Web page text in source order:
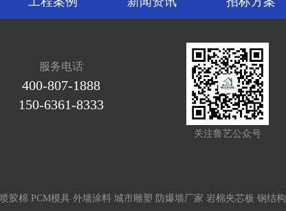
服务电话
400-807-1888
150-6361-8333
关注鲁艺公众号
喷胶棉 PCM模具 外墙涂料 城市雕塑 防爆墙厂家 岩棉夹芯板 钢结构